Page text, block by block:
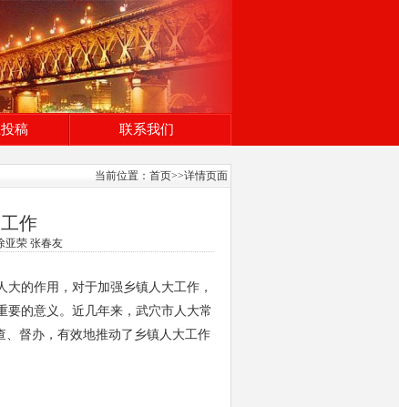
稿 联系我们
当前位置： 首页>>详情页面
作
荣 张春友
的作用，对于加强乡镇人大工作，
要的意义。近几年来，武穴市人大常
、督办，有效地推动了乡镇人大工作